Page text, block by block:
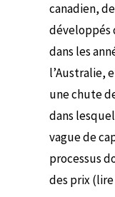
canadien,
développés
dans les
l’Australie,
une chute
dans
vague de
processus
des prix (lire